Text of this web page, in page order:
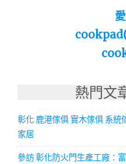
熱門文
彰化 鹿港傢俱 實木傢俱 系
家居
參訪 彰化防火門生產工廠：